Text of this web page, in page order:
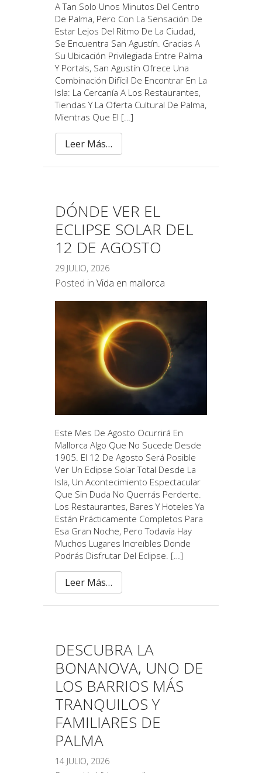
A Tan Solo Unos Minutos Del Centro
De Palma, Pero Con La Sensación De
Estar Lejos Del Ritmo De La Ciudad,
Se Encuentra San Agustín. Gracias A
Su Ubicación Privilegiada Entre Palma
Y Portals, San Agustín Ofrece Una
Combinación Difícil De Encontrar En La
Isla: La Cercanía A Los Restaurantes,
Tiendas Y La Oferta Cultural De Palma,
Mientras Que El […]
Leer Más…
DÓNDE VER EL
ECLIPSE SOLAR DEL
12 DE AGOSTO
29 JULIO, 2026
Posted in Vida en mallorca
Este Mes De Agosto Ocurrirá En
Mallorca Algo Que No Sucede Desde
1905. El 12 De Agosto Será Posible
Ver Un Eclipse Solar Total Desde La
Isla, Un Acontecimiento Espectacular
Que Sin Duda No Querrás Perderte.
Los Restaurantes, Bares Y Hoteles Ya
Están Prácticamente Completos Para
Esa Gran Noche, Pero Todavía Hay
Muchos Lugares Increíbles Donde
Podrás Disfrutar Del Eclipse. […]
Leer Más…
DESCUBRA LA
BONANOVA, UNO DE
LOS BARRIOS MÁS
TRANQUILOS Y
FAMILIARES DE
PALMA
14 JULIO, 2026